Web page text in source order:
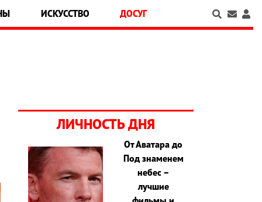
ИСКУССТВО ДОСУГ
ЛИЧНОСТЬ ДНЯ
От Аватара до
Под знаменем
небес –
лучшие